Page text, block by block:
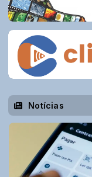
Notícias